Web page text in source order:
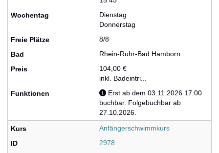
Dienstag
Donnerstag
8/8
Rhein-Ruhr-Bad Hamborn
104,00 €
inkl. Badeintri...
Erst ab dem 03.11.2026 17:00
buchbar. Folgebuchbar ab
27.10.2026.
Anfängerschwimmkurs
2978